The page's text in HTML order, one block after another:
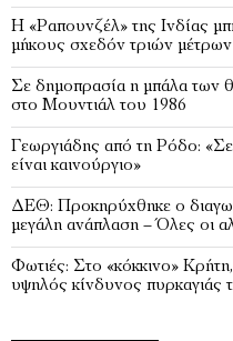
Η «Ραπουνζέλ» της Ινδίας
μήκους σχεδόν τριών μέτρων
Σε δημοπρασία η μπάλα των
στο Μουντιάλ του 1986
Γεωργιάδης από τη Ρόδο:
είναι καινούργιο»
ΔΕΘ: Προκηρύχθηκε ο
μεγάλη ανάπλαση – Όλες οι
Φωτιές: Στο «κόκκινο»
υψηλός κίνδυνος πυρκαγιάς